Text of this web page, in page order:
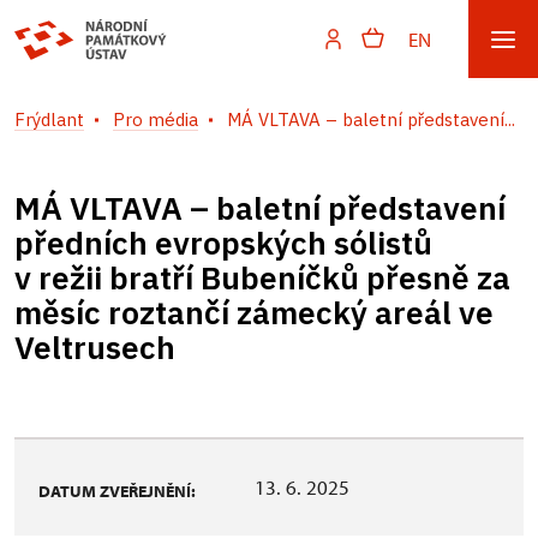
EN
Frýdlant Pro média MÁ VLTAVA – baletní představení...
MÁ VLTAVA – baletní představení
předních evropských sólistů
v režii bratří Bubeníčků přesně za
měsíc roztančí zámecký areál ve
Veltrusech
DATUM ZVEŘEJNĚNÍ: 13. 6. 2025